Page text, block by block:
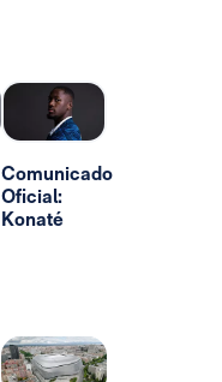
Comunicado
Oficial:
Konaté